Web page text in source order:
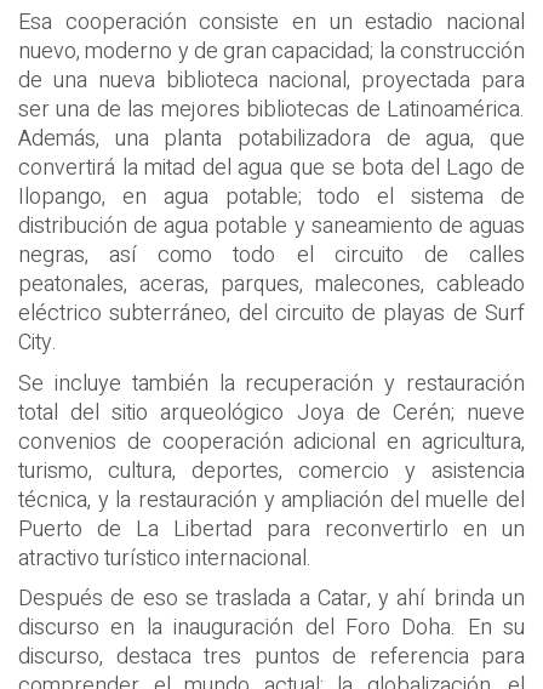
Esa cooperación consiste en un estadio nacional
nuevo, moderno y de gran capacidad; la construcción
de una nueva biblioteca nacional, proyectada para
ser una de las mejores bibliotecas de Latinoamérica.
Además, una planta potabilizadora de agua, que
convertirá la mitad del agua que se bota del Lago de
Ilopango, en agua potable; todo el sistema de
distribución de agua potable y saneamiento de aguas
negras, así como todo el circuito de calles
peatonales, aceras, parques, malecones, cableado
eléctrico subterráneo, del circuito de playas de Surf
City.
Se incluye también la recuperación y restauración
total del sitio arqueológico Joya de Cerén; nueve
convenios de cooperación adicional en agricultura,
turismo, cultura, deportes, comercio y asistencia
técnica, y la restauración y ampliación del muelle del
Puerto de La Libertad para reconvertirlo en un
atractivo turístico internacional.
Después de eso se traslada a Catar, y ahí brinda un
discurso en la inauguración del Foro Doha. En su
discurso, destaca tres puntos de referencia para